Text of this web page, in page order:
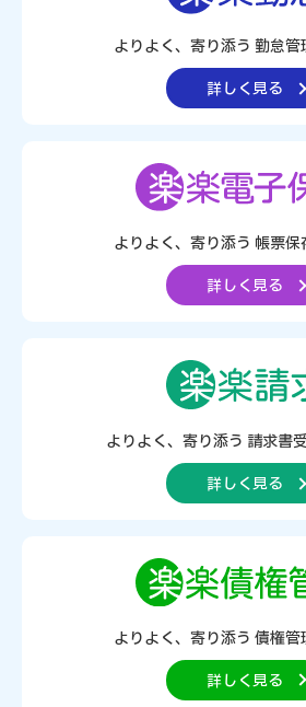
よりよく、寄り添う 勤怠管
詳しく見る
よりよく、寄り添う 帳票保
詳しく見る
よりよく、寄り添う 請求書
詳しく見る
よりよく、寄り添う 債権管
詳しく見る